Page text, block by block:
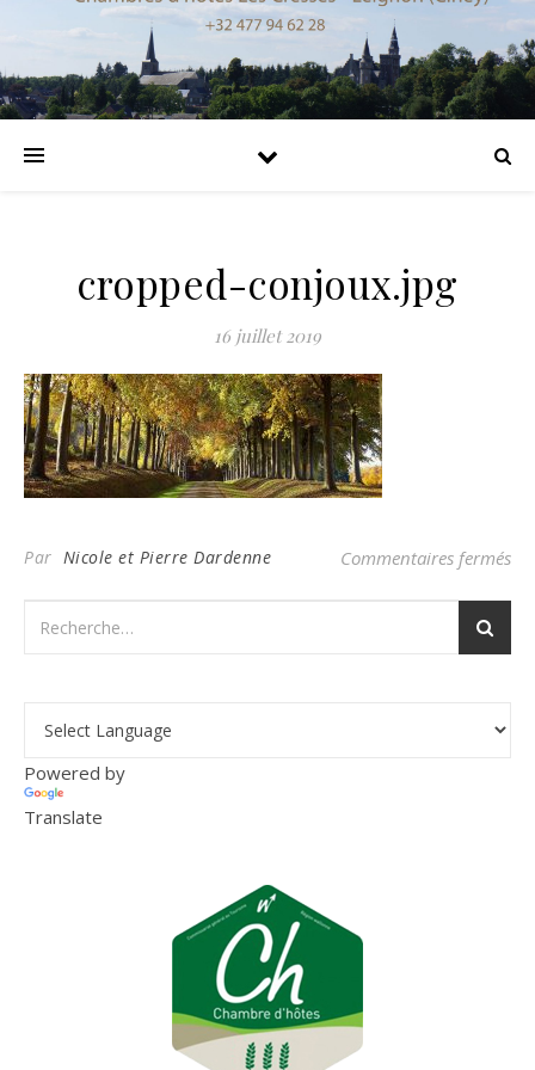
cropped-conjoux.jpg
16 juillet 2019
Par Nicole et Pierre Dardenne Commentaires fermés
Powered by
Translate